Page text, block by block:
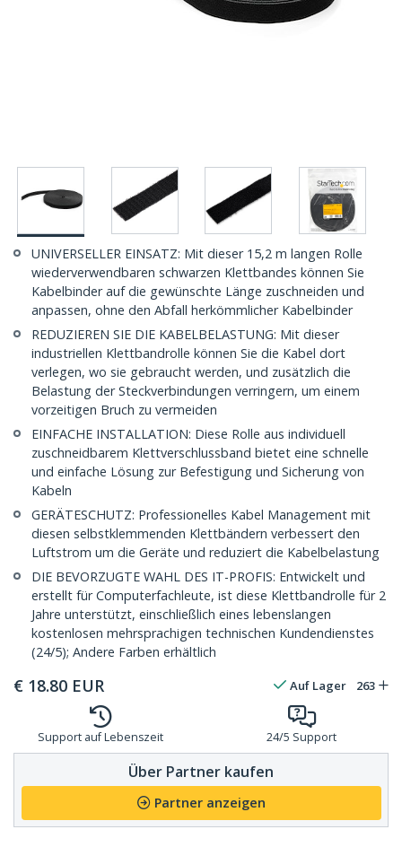
UNIVERSELLER EINSATZ: Mit dieser 15,2 m langen Rolle
wiederverwendbaren schwarzen Klettbandes können Sie
Kabelbinder auf die gewünschte Länge zuschneiden und
anpassen, ohne den Abfall herkömmlicher Kabelbinder
REDUZIEREN SIE DIE KABELBELASTUNG: Mit dieser
industriellen Klettbandrolle können Sie die Kabel dort
verlegen, wo sie gebraucht werden, und zusätzlich die
Belastung der Steckverbindungen verringern, um einem
vorzeitigen Bruch zu vermeiden
EINFACHE INSTALLATION: Diese Rolle aus individuell
zuschneidbarem Klettverschlussband bietet eine schnelle
und einfache Lösung zur Befestigung und Sicherung von
Kabeln
GERÄTESCHUTZ: Professionelles Kabel Management mit
diesen selbstklemmenden Klettbändern verbessert den
Luftstrom um die Geräte und reduziert die Kabelbelastung
DIE BEVORZUGTE WAHL DES IT-PROFIS: Entwickelt und
erstellt für Computerfachleute, ist diese Klettbandrolle für 2
Jahre unterstützt, einschließlich eines lebenslangen
kostenlosen mehrsprachigen technischen Kundendienstes
(24/5); Andere Farben erhältlich
€ 18.80 EUR Auf Lager 263
Support auf Lebenszeit 24/5 Support
Über Partner kaufen
Partner anzeigen